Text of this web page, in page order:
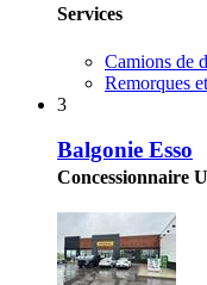
Services
Camions de
Remorques
3
Balgonie Esso
Concessionnaire